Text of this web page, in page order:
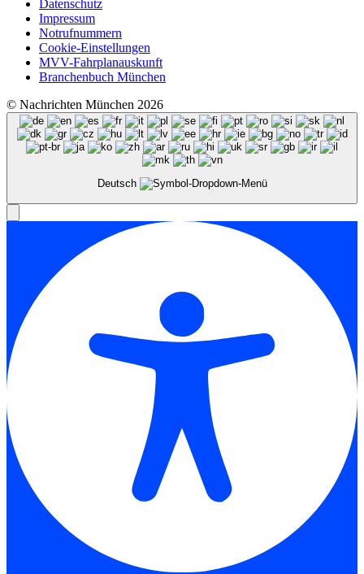
Datenschutz
Impressum
Notrufnummern
Cookie-Einstellungen
MVV-Fahrplanauskunft
Branchenbuch München
© Nachrichten München 2026
Deutsch